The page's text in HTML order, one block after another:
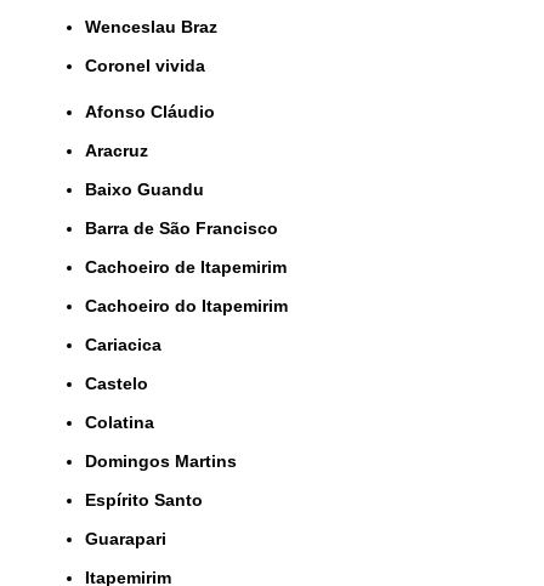
Wenceslau Braz
coronel vivida
Afonso Cláudio
Aracruz
Baixo Guandu
Barra de São Francisco
Cachoeiro de Itapemirim
Cachoeiro do Itapemirim
Cariacica
Castelo
Colatina
Domingos Martins
Espírito Santo
Guarapari
Itapemirim